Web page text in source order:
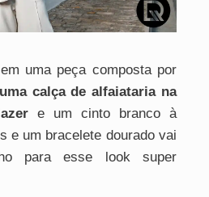
uma peça composta por
calça de alfaiataria na
e um cinto branco à
e um bracelete dourado vai
para esse look super